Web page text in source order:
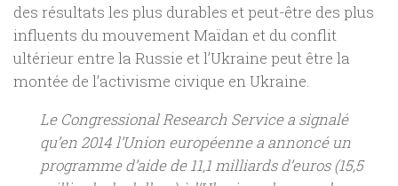
des résultats les plus durables et peut-être des plus
influents du mouvement Maïdan et du conflit
ultérieur entre la Russie et l’Ukraine peut être la
montée de l’activisme civique en Ukraine.
Le Congressional Research Service a signalé
qu’en 2014 l’Union européenne a annoncé un
programme d’aide de 11,1 milliards d’euros (15,5